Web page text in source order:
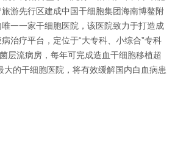
游先行区建成中国干细胞集团海南博鳌附
一一家干细胞医院，该医院致力于打造成
治疗平台，定位于“大专科、小综合”专科
层流病房，每年可完成造血干细胞移植超
的干细胞医院，将有效缓解国内白血病患